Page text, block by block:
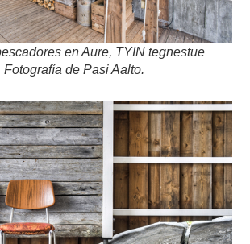
en Aure, TYIN tegnestue
Fotografía de Pasi Aalto.